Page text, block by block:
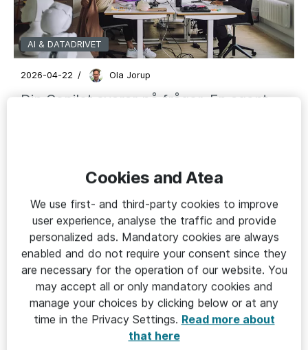
AI & DATADRIVET
2026-04-22 / Ola Jorup
Din Copilot svarar på frågor. En agent
AI & DATADRIVET
Cookies and Atea
We use first- and third-party cookies to improve
user experience, analyse the traffic and provide
personalized ads. Mandatory cookies are always
enabled and do not require your consent since they
are necessary for the operation of our website. You
may accept all or only mandatory cookies and
manage your choices by clicking below or at any
time in the Privacy Settings. Read more about
that here